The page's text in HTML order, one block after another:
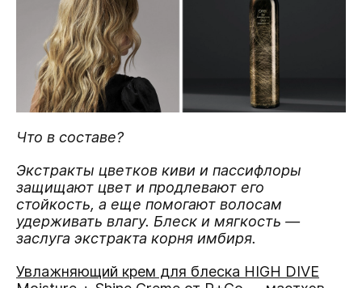
Что в составе?
Экстракты цветков киви и пассифлоры
защищают цвет и продлевают его
стойкость, а еще помогают волосам
удерживать влагу. Блеск и мягкость —
заслуга экстракта корня имбиря.
Увлажняющий крем для блеска HIGH DIVE